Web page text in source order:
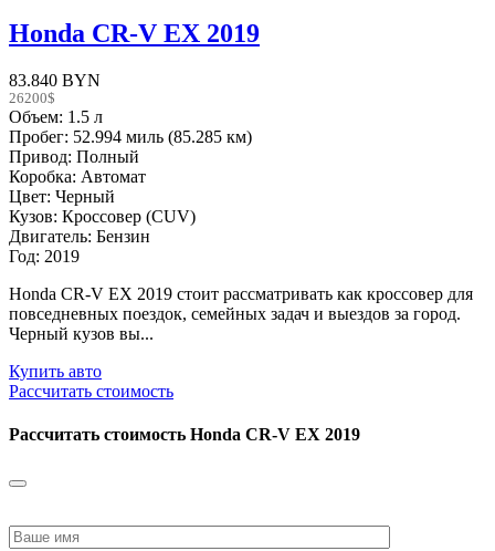
Honda CR-V EX 2019
83.840 BYN
26200$
Объем: 1.5 л
Пробег: 52.994 миль (85.285 км)
Привод: Полный
Коробка: Автомат
Цвет: Черный
Кузов: Кроссовер (CUV)
Двигатель: Бензин
Год: 2019
Honda CR-V EX 2019 стоит рассматривать как кроссовер для
повседневных поездок, семейных задач и выездов за город.
Черный кузов вы...
Купить авто
Рассчитать стоимость
Рассчитать стоимость Honda CR-V EX 2019
leave